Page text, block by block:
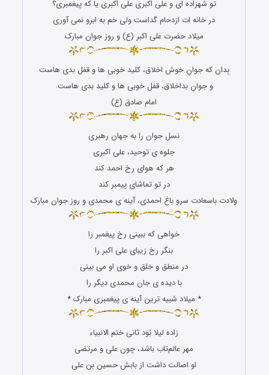
تو شهزاده ای و علی اکبری علی اکبری یا که پیغمبری؟
در خانه ات ازدحام گداست ولی خم به ابرو نمی آوری
میلاد حضرت علی اکبر (ع) و روز جوان مبارک
بِدان که جوانِ خوش اخلاق، کلید خوبى ها و قفل بدى هاست
و جوانِ بداخلاق، قفل خوبى ها و کلید بدى هاست.
امام صادق (ع)
نسل جوان را به جهان رهبری
جلوه ی توحید، علی اکبری
هر که هوای رخ احمد کند
در تو تماشای پیمبر کند
ولادت باسعادت سرو باغ احمدی، آینه ی محمدی و روز جوان مبارک
خواهی که ببینی رخ پیغمبر را
بنگر رخ زیبای علی اکبر را
در منطق و خلق و خوی او می بینی
با دیده ی جان محمدی دیگر را
* میلاد شبیه ترین آینه ی پیغمبری مبارک *
زاده لیلا بُوَد ثانی ختم الانبیاء
مهر عالم‌تاب باشد، چون علی و مرتضی
او اصالت داشت از بابش حسین بن علی